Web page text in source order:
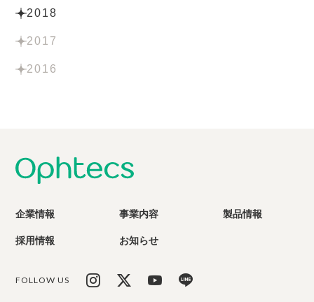
2018
2017
2016
企業情報 事業内容 製品情報
採用情報 お知らせ
FOLLOW US